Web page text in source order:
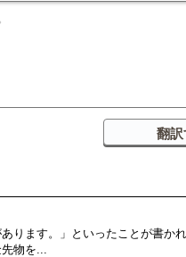
ります。」といったことが書か
物を...